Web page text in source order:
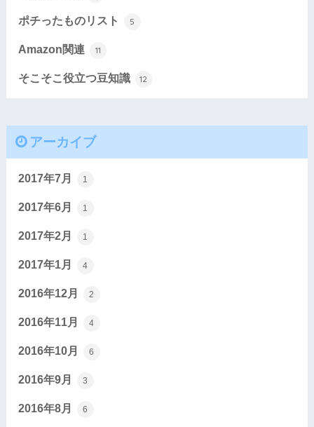
ポチったものリスト 5
Amazon関連 11
そこそこ役立つ豆知識 12
アーカイブ
2017年7月 1
2017年6月 1
2017年2月 1
2017年1月 4
2016年12月 2
2016年11月 4
2016年10月 6
2016年9月 3
2016年8月 6